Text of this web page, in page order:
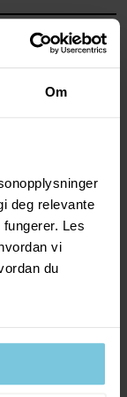
Om
deg relevante
Les
vi
du
på bakgrunn